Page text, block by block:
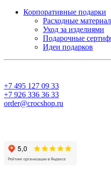
Корпоративные подарки
Расходные
Уход за изделиями
Подарочные
Идеи подарков
+7 495 127 09 33
+7 926 336 36 33
order@crocshop.ru